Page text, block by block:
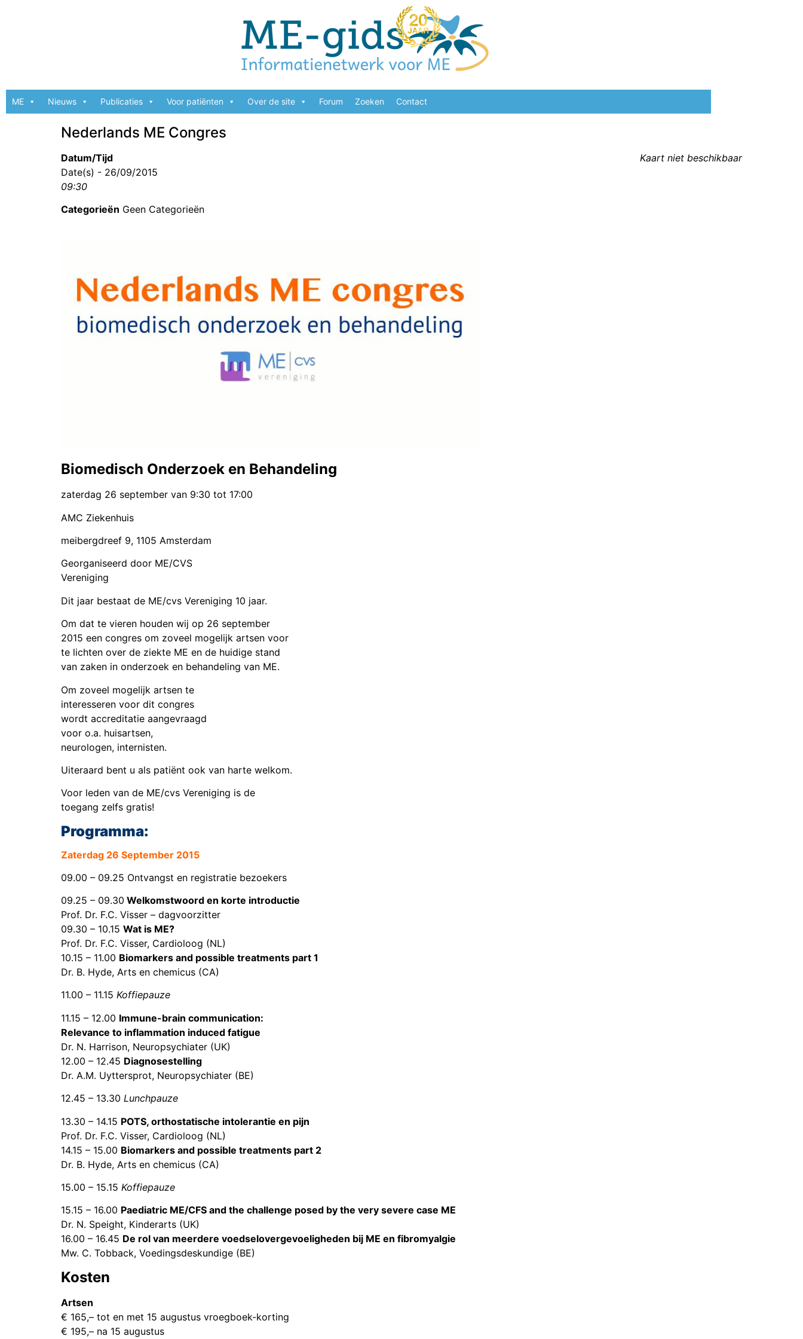
ME Nieuws Publicaties Voor patiënten Over de site Forum Zoeken Contact
Nederlands ME Congres
Kaart niet beschikbaar
Datum/Tijd
Date(s) - 26/09/2015
09:30
Categorieën Geen Categorieën
Biomedisch Onderzoek en Behandeling
zaterdag 26 september van 9:30 tot 17:00
AMC Ziekenhuis
meibergdreef 9, 1105 Amsterdam
Georganiseerd door ME/CVS
Vereniging
Dit jaar bestaat de ME/cvs Vereniging 10 jaar.
Om dat te vieren houden wij op 26 september
2015 een congres om zoveel mogelijk artsen voor
te lichten over de ziekte ME en de huidige stand
van zaken in onderzoek en behandeling van ME.
Om zoveel mogelijk artsen te
interesseren voor dit congres
wordt accreditatie aangevraagd
voor o.a. huisartsen,
neurologen, internisten.
Uiteraard bent u als patiënt ook van harte welkom.
Voor leden van de ME/cvs Vereniging is de
toegang zelfs gratis!
Programma:
Zaterdag 26 September 2015
09.00 – 09.25 Ontvangst en registratie bezoekers
09.25 – 09.30 Welkomstwoord en korte introductie
Prof. Dr. F.C. Visser – dagvoorzitter
09.30 – 10.15 Wat is ME?
Prof. Dr. F.C. Visser, Cardioloog (NL)
10.15 – 11.00 Biomarkers and possible treatments part 1
Dr. B. Hyde, Arts en chemicus (CA)
11.00 – 11.15 Koffiepauze
11.15 – 12.00 Immune-brain communication:
Relevance to inflammation induced fatigue
Dr. N. Harrison, Neuropsychiater (UK)
12.00 – 12.45 Diagnosestelling
Dr. A.M. Uyttersprot, Neuropsychiater (BE)
12.45 – 13.30 Lunchpauze
13.30 – 14.15 POTS, orthostatische intolerantie en pijn
Prof. Dr. F.C. Visser, Cardioloog (NL)
14.15 – 15.00 Biomarkers and possible treatments part 2
Dr. B. Hyde, Arts en chemicus (CA)
15.00 – 15.15 Koffiepauze
15.15 – 16.00 Paediatric ME/CFS and the challenge posed by the very severe case ME
Dr. N. Speight, Kinderarts (UK)
16.00 – 16.45 De rol van meerdere voedselovergevoeligheden bij ME en fibromyalgie
Mw. C. Tobback, Voedingsdeskundige (BE)
Kosten
Artsen
€ 165,– tot en met 15 augustus vroegboek-korting
€ 195,– na 15 augustus